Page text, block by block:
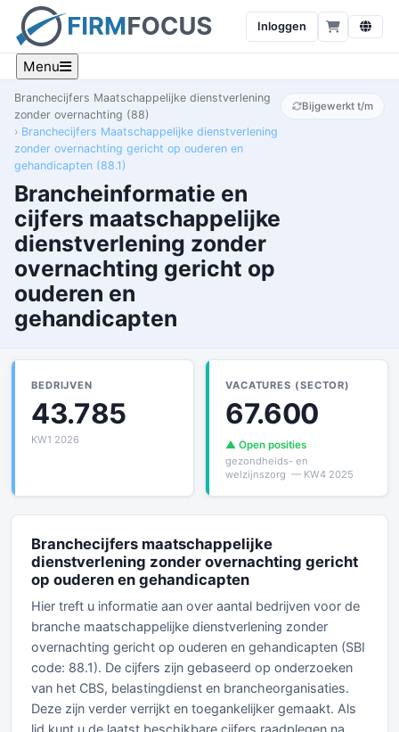
Inloggen
Menu
Branchecijfers Maatschappelijke dienstverlening
zonder overnachting (88)
Branchecijfers Maatschappelijke dienstverlening
zonder overnachting gericht op ouderen en
gehandicapten (88.1)
Brancheinformatie en
cijfers maatschappelijke
dienstverlening zonder
overnachting gericht op
ouderen en
gehandicapten
Bijgewerkt t/m
BEDRIJVEN
43.785
KW1 2026
VACATURES (SECTOR)
67.600
▲ Open posities
gezondheids- en
welzijnszorg — KW4 2025
Branchecijfers maatschappelijke
dienstverlening zonder overnachting gericht
op ouderen en gehandicapten
Hier treft u informatie aan over aantal bedrijven voor de
branche maatschappelijke dienstverlening zonder
overnachting gericht op ouderen en gehandicapten (SBI
code: 88.1). De cijfers zijn gebaseerd op onderzoeken
van het CBS, belastingdienst en brancheorganisaties.
Deze zijn verder verrijkt en toegankelijker gemaakt. Als
lid kunt u de laatst beschikbare cijfers raadplegen na